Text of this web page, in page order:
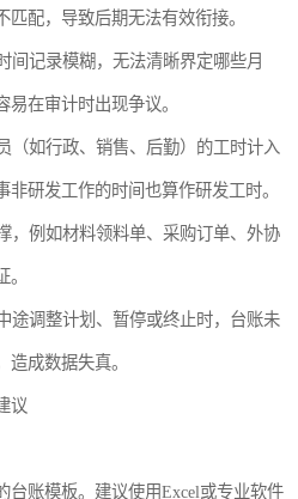
配，导致后期无法有效衔接。
间记录模糊，无法清晰界定哪些月
在审计时出现争议。
（如行政、销售、后勤）的工时计入
研发工作的时间也算作研发工时。
，例如材料领料单、采购订单、外协
途调整计划、暂停或终止时，台账未
成数据失真。
议
台账模板。建议使用Excel或专业软件